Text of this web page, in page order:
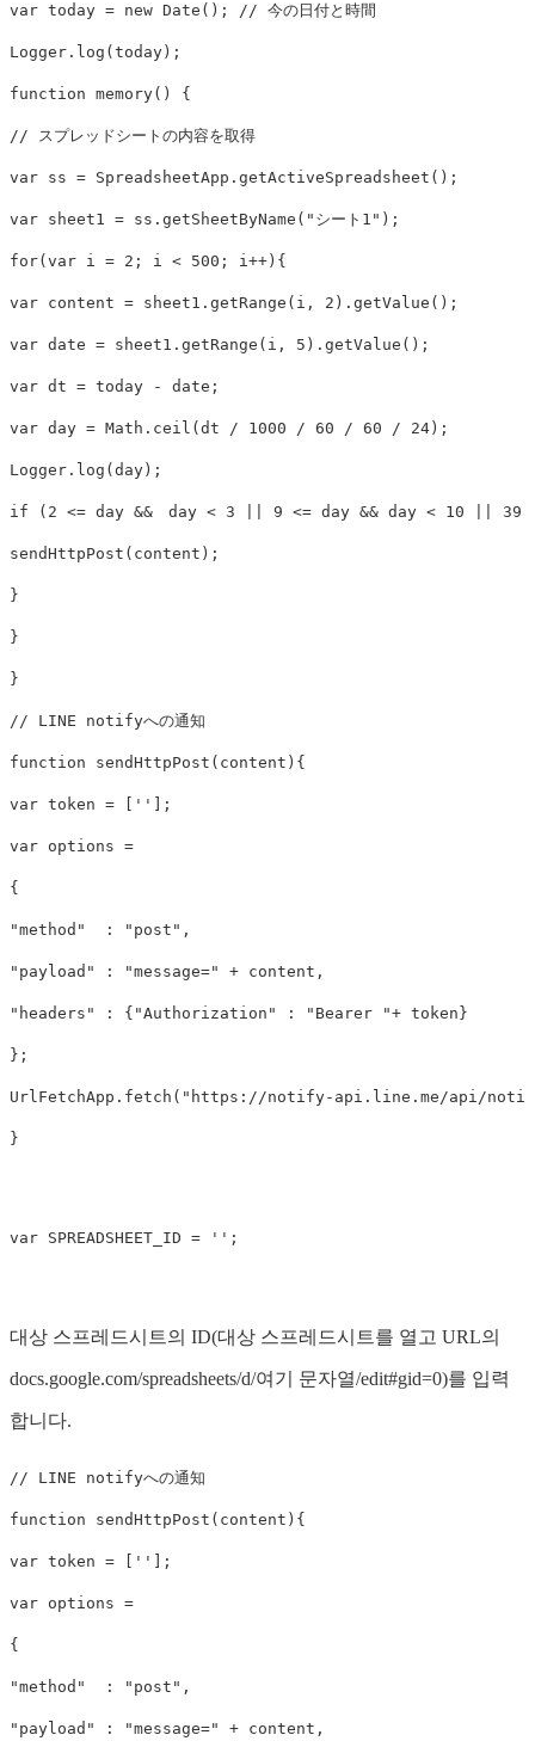
var today = new Date (); // 今の日付と時間
Logger . log ( today );
function memory() {
// スプレッドシートの内容を取得
var ss = SpreadsheetApp . getActiveSpreadsheet ();
var sheet1 = ss . getSheetByName ( " シート1 " );
for( var i = 2 ; i < 500 ; i++ ){
var content = sheet1 . getRange ( i , 2 ). getValue ();
var date = sheet1 . getRange ( i , 5 ). getValue ();
var dt = today - date ;
var day = Math . ceil ( dt / 1000 / 60 / 60 / 24 );
Logger . log ( day );
if ( 2 <= day && day < 3 9 <= day && day < 10 39
sendHttpPost ( content );
}
}
}
// LINE notifyへの通知
function sendHttpPost ( content ){
var token = '' ];
var options =
{
"method " : " post " ,
" payload " : "message=" + content ,
" headers " : { "Authorization " : " Bearer "+ token }
};
UrlFetchApp . fetch ( " https://notify-api.line.me/api/
}
var SPREADSHEET_ID = '' ;
대상 스프레드시트의 ID(대상 스프레드시트를 열고 URL의
docs.google.com/spreadsheets/d/여기 문자열/edit#gid=0)를 입력
합니다.
// LINE notifyへの通知
function sendHttpPost ( content ){
var token = '' ];
var options =
{
"method " : " post " ,
" payload " : "message=" + content ,